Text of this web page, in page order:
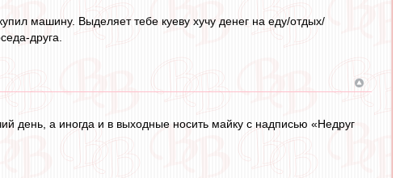
машину. Выделяет тебе куеву хучу денег на еду/отдых/
друга.
день, а иногда и в выходные носить майку с надписью «Недруг